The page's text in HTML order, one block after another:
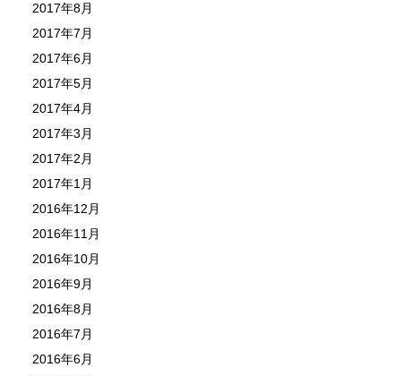
2017年8月
2017年7月
2017年6月
2017年5月
2017年4月
2017年3月
2017年2月
2017年1月
2016年12月
2016年11月
2016年10月
2016年9月
2016年8月
2016年7月
2016年6月